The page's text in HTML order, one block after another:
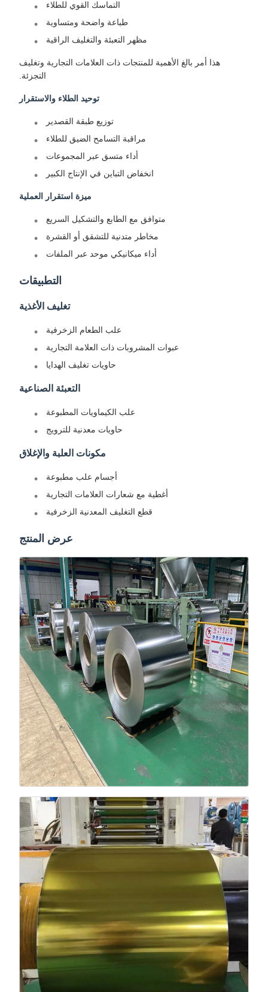
التماسك القوي للطلاء
طباعة واضحة ومتساوية
مظهر التعبئة والتغليف الراقية
هذا أمر بالغ الأهمية للمنتجات ذات العلامات التجارية وتغليف
التجزئة.
توحيد الطلاء والاستقرار
توزيع طبقة القصدير
مراقبة التسامح الضيق للطلاء
أداء متسق عبر المجموعات
انخفاض التباين في الإنتاج الكبير
ميزة استقرار العملية
متوافق مع الطابع والتشكيل السريع
مخاطر متدنية للتشقق أو القشرة
أداء ميكانيكي موحد عبر الملفات
التطبيقات
تغليف الأغذية
علب الطعام الزخرفية
عبوات المشروبات ذات العلامة التجارية
حاويات تغليف الهدايا
التعبئة الصناعية
علب الكيماويات المطبوعة
حاويات معدنية للترويج
مكونات العلبة والإغلاق
أجسام علب مطبوعة
أغطية مع شعارات العلامات التجارية
قطع التغليف المعدنية الزخرفية
عرض المنتج